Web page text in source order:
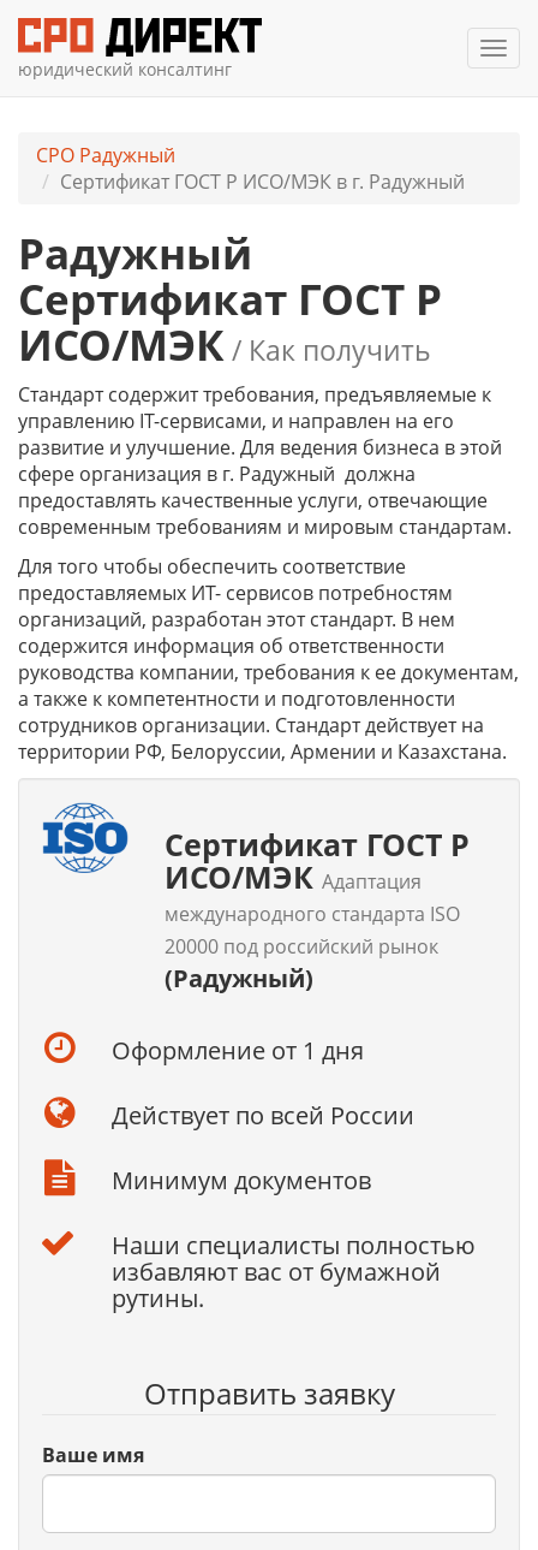
юридический консалтинг
СРО Радужный
Сертификат ГОСТ Р ИСО/МЭК в г. Радужный
Радужный
Сертификат ГОСТ Р
ИСО/МЭК/ Как получить
Стандарт содержит требования, предъявляемые к
управлению IT-сервисами, и направлен на его
развитие и улучшение. Для ведения бизнеса в этой
сфере организация в г. Радужный должна
предоставлять качественные услуги, отвечающие
современным требованиям и мировым стандартам.
Для того чтобы обеспечить соответствие
предоставляемых ИТ- сервисов потребностям
организаций, разработан этот стандарт. В нем
содержится информация об ответственности
руководства компании, требования к ее документам,
а также к компетентности и подготовленности
сотрудников организации. Стандарт действует на
территории РФ, Белоруссии, Армении и Казахстана.
Сертификат ГОСТ Р
ИСО/МЭК Адаптация
международного стандарта ISO
20000 под российский рынок
(Радужный)
Оформление от 1 дня
Действует по всей России
Минимум документов
Наши специалисты полностью
избавляют вас от бумажной
рутины.
Отправить заявку
Ваше имя